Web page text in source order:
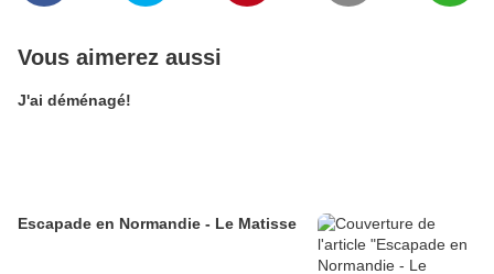
Vous aimerez aussi
J'ai déménagé!
Escapade en Normandie - Le Matisse